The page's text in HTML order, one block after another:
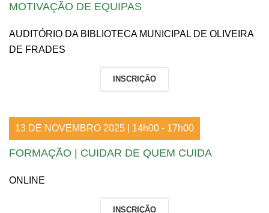
MOTIVAÇÃO DE EQUIPAS
AUDITÓRIO DA BIBLIOTECA MUNICIPAL DE OLIVEIRA
DE FRADES
INSCRIÇÃO
13 DE NOVEMBRO 2025 | 14h00 - 17h00
FORMAÇÃO | CUIDAR DE QUEM CUIDA
ONLINE
INSCRIÇÃO